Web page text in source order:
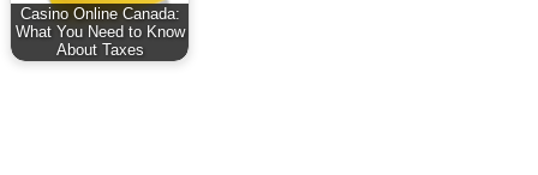
Casino Online Canada:
What You Need to Know
About Taxes